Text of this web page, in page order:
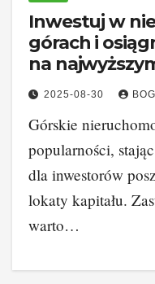
Inwestuj w
górach i
na
2025-08-30
Górskie
popularności,
dla inwestorów
lokaty kapitału.
warto…